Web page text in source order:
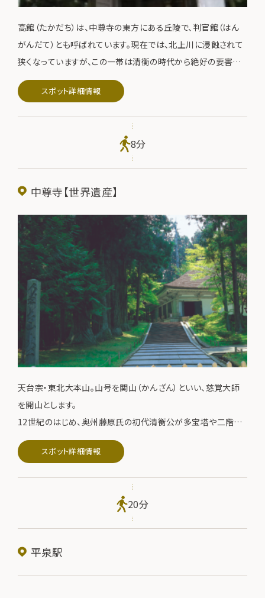
高館（たかだち）は、中尊寺の東方にある丘陵で、判官館（はん
がんだて）とも呼ばれています。現在では、北上川に浸蝕されて
狭くなっていますが、この一帯は清衡の時代から絶好の要害地
とされていました。高館の頂上には、仙台伊達綱村公（せんだい
だてつなむら）が天和３年（1683）に建立した義経堂があり、堂
望するとその樹木に包まれた丘の上に、義経堂が見えます。薄
倖（はっこう）の将・源義経が、そこに佇むかのような風情があり
スポット詳細情報
8分
中尊寺【世界遺産】
天台宗・東北大本山。山号を関山（かんざん）といい、慈覚大師
を開山とします。
12世紀のはじめ、奥州藤原氏の初代清衡公が多宝塔や二階大
堂など多くの堂塔を造営しました。
その趣旨は前九年役・後三年役という長い戦乱で亡くなった
14世紀に惜しくも堂塔は焼失しましたが、いまなお金色堂はじ
め3000余点の国宝や重要文化財を伝える平安美術の宝庫で
スポット詳細情報
20分
平泉駅